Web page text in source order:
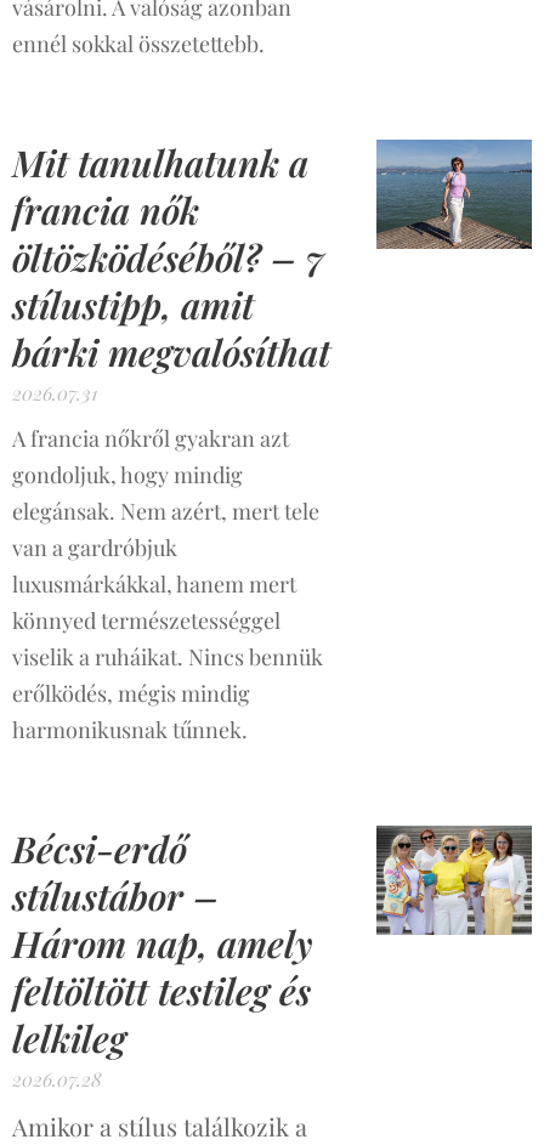
vásárolni. A valóság azonban
ennél sokkal összetettebb.
Mit tanulhatunk a
francia nők
öltözködéséből? – 7
stílustipp, amit
bárki megvalósíthat
2026.07.31
A francia nőkről gyakran azt
gondoljuk, hogy mindig
elegánsak. Nem azért, mert tele
van a gardróbjuk
luxusmárkákkal, hanem mert
könnyed természetességgel
viselik a ruháikat. Nincs bennük
erőlködés, mégis mindig
harmonikusnak tűnnek.
Bécsi-erdő
stílustábor –
Három nap, amely
feltöltött testileg és
lelkileg
2026.07.28
Amikor a stílus találkozik a